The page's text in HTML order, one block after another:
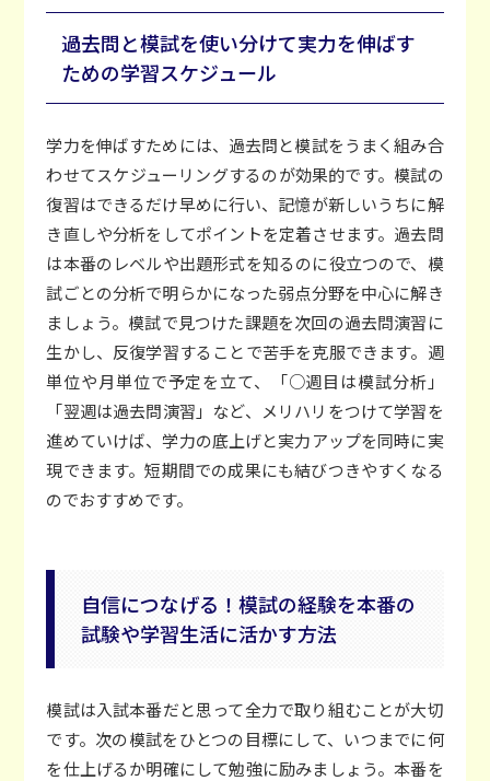
過去問と模試を使い分けて実力を伸ばす
ための学習スケジュール
学力を伸ばすためには、過去問と模試をうまく組み合
わせてスケジューリングするのが効果的です。模試の
復習はできるだけ早めに行い、記憶が新しいうちに解
き直しや分析をしてポイントを定着させます。過去問
は本番のレベルや出題形式を知るのに役立つので、模
試ごとの分析で明らかになった弱点分野を中心に解き
ましょう。模試で見つけた課題を次回の過去問演習に
生かし、反復学習することで苦手を克服できます。週
単位や月単位で予定を立て、「○週目は模試分析」
「翌週は過去問演習」など、メリハリをつけて学習を
進めていけば、学力の底上げと実力アップを同時に実
現できます。短期間での成果にも結びつきやすくなる
のでおすすめです。
自信につなげる！模試の経験を本番の
試験や学習生活に活かす方法
模試は入試本番だと思って全力で取り組むことが大切
です。次の模試をひとつの目標にして、いつまでに何
を仕上げるか明確にして勉強に励みましょう。本番を